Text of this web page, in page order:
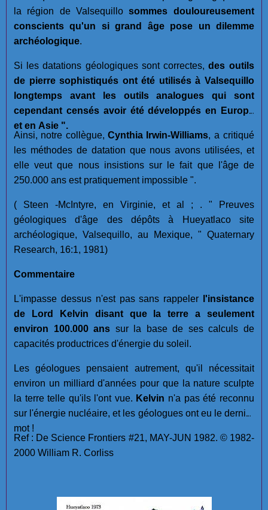
la région de Valsequillo sommes douloureusement
conscients qu'un si grand âge pose un dilemme
archéologique.
Si les datations géologiques sont correctes, des outils
de pierre sophistiqués ont été utilisés à Valsequillo
longtemps avant les outils analogues qui sont
cependant censés avoir été développés en Europe
et en Asie ".
Ainsi, notre collègue, Cynthia Irwin-Williams, a critiqué
les méthodes de datation que nous avons utilisées, et
elle veut que nous insistions sur le fait que l'âge de
250.000 ans est pratiquement impossible ".
( Steen -McIntyre, en Virginie, et al ; . " Preuves
géologiques d'âge des dépôts à Hueyatlaco site
archéologique, Valsequillo, au Mexique, " Quaternary
Research, 16:1, 1981)
Commentaire
L'impasse dessus n'est pas sans rappeler
l'insistance
de Lord Kelvin disant que la terre a seulement
environ 100.000 ans sur la base de ses calculs de
capacités productrices d'énergie du soleil.
Les géologues pensaient autrement, qu'il nécessitait
environ un milliard d'années pour que la nature sculpte
la terre telle qu'ils l'ont vue. Kelvin n'a pas été reconnu
sur l'énergie nucléaire, et les géologues ont eu le dernier
mot !
Ref : De Science Frontiers #21, MAY-JUN 1982. © 1982-
2000 William R. Corliss